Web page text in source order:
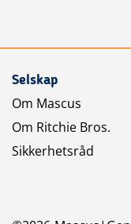
Selskap
Om Mascus
Om Ritchie Bros.
Sikkerhetsråd